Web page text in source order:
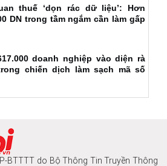
rác dữ liệu’: Hơn
DN trong tầm ngắm cần làm gấp
doanh nghiệp vào diện rà
chiến dịch làm sạch mã số
BTTTT do Bộ Thông Tin Truyền Thông